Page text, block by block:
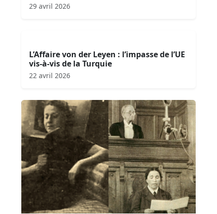
29 avril 2026
L’Affaire von der Leyen : l’impasse de l’UE
vis-à-vis de la Turquie
22 avril 2026